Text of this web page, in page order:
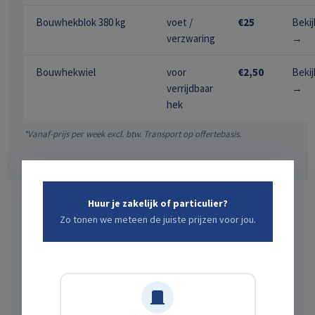
Bouwhekblok 380 kg
voet /
verzwaring
€25
→
Bouwhekwiel
voor
verrijdbaar
hek
€2,50
→
*Vanaf-prijs per week excl. btw. Transport op offertebasis.
Welke afzetting past bij
Huur je zakelijk of particulier?
Zo tonen we meteen de juiste prijzen voor jou.